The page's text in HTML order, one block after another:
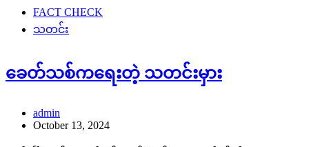
FACT CHECK
သတင်း
ခေတ်သစ်ကရေးတဲ့ သတင်းမှား
admin
October 13, 2024